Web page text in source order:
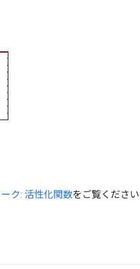
ク: 活性化関数をご覧くださ